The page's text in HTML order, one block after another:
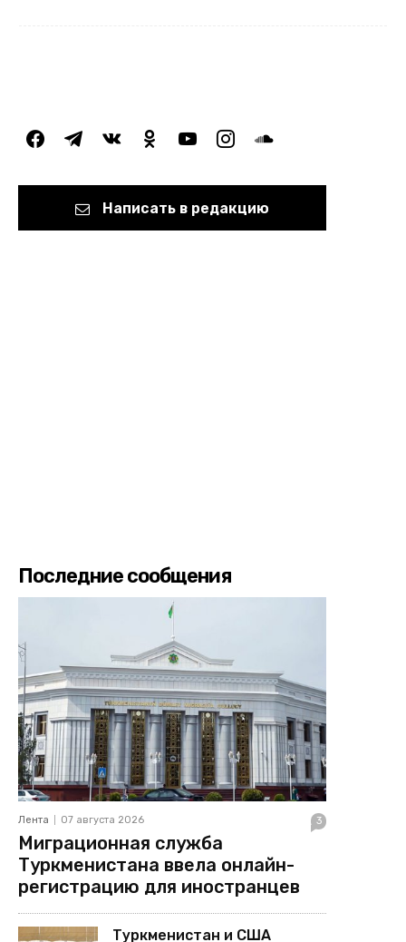
facebooktelegramvkontakteodnoklassniki
youtubeinstagramsoundcloud
Написать в редакцию
Последние сообщения
Лента 07 августа 2026 3
Миграционная служба
Туркменистана ввела онлайн-
регистрацию для иностранцев
Туркменистан и США